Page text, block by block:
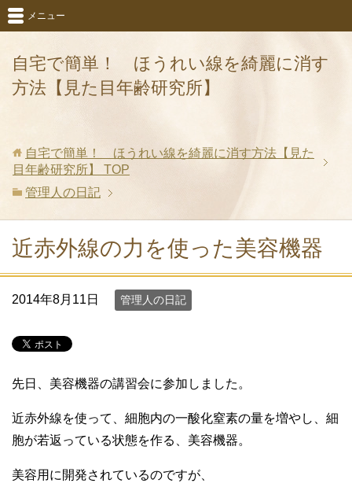
自宅で簡単！ ほうれい線を綺麗に消す
方法【見た目年齢研究所】
メニュー
自宅で簡単！ ほうれい線を綺麗に消す方法【見た
目年齢研究所】
TOP
管理人の日記
近赤外線の力を使った美容機器
2014年8月11日 管理人の日記
先日、美容機器の講習会に参加しました。
近赤外線を使って、細胞内の一酸化窒素の量を増やし、細
胞が若返っている状態を作る、美容機器。
美容用に開発されているのですが、